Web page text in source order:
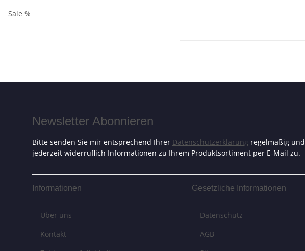
Sale %
Newsletter Abonnieren
Bitte senden Sie mir entsprechend Ihrer Datenschutzerklärung regelmäßig und
jederzeit widerruflich Informationen zu Ihrem Produktsortiment per E-Mail zu.
Informationen
Über uns
Kontakt
Gesetzliche Informationen
Datenschutz
AGB